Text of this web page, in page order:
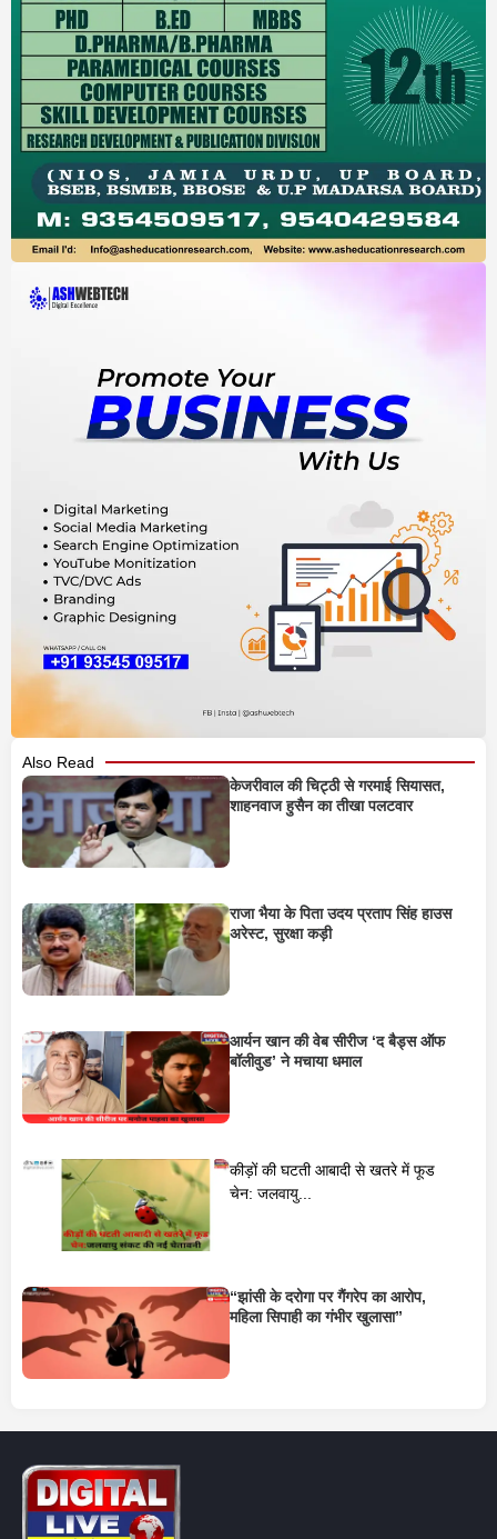
Also Read
केजरीवाल की चिट्ठी से गरमाई सियासत,
शाहनवाज हुसैन का तीखा पलटवार
राजा भैया के पिता उदय प्रताप सिंह हाउस
अरेस्ट, सुरक्षा कड़ी
आर्यन खान की वेब सीरीज ‘द बैड्स ऑफ
बॉलीवुड’ ने मचाया धमाल
कीड़ों की घटती आबादी से खतरे में फूड
चेन: जलवायु...
“झांसी के दरोगा पर गैंगरेप का आरोप,
महिला सिपाही का गंभीर खुलासा”